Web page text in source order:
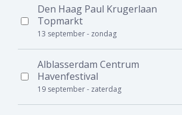
Den Haag Paul Krugerlaan
Topmarkt
13 september - zondag
Alblasserdam Centrum
Havenfestival
19 september - zaterdag